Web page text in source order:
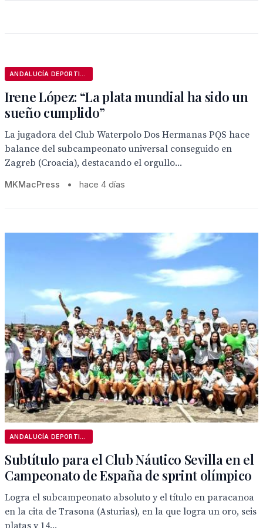
Irene López: “La plata mundial ha sido un
sueño cumplido”
La jugadora del Club Waterpolo Dos Hermanas PQS hace
balance del subcampeonato universal conseguido en
Zagreb (Croacia), destacando el orgullo...
MKMacPress • hace 4 días
Subtítulo para el Club Náutico Sevilla en el
Campeonato de España de sprint olímpico
Logra el subcampeonato absoluto y el título en paracanoa
en la cita de Trasona (Asturias), en la que logra un oro, seis
platas y 14...